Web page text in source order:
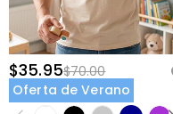
$35.95$70.00
Oferta de Verano